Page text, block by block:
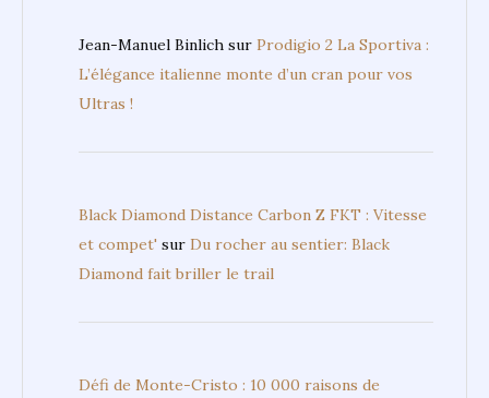
Jean-Manuel Binlich sur Prodigio 2 La Sportiva :
L’élégance italienne monte d’un cran pour vos
Ultras !
Black Diamond Distance Carbon Z FKT : Vitesse
et compet' sur Du rocher au sentier: Black
Diamond fait briller le trail
Défi de Monte-Cristo : 10 000 raisons de